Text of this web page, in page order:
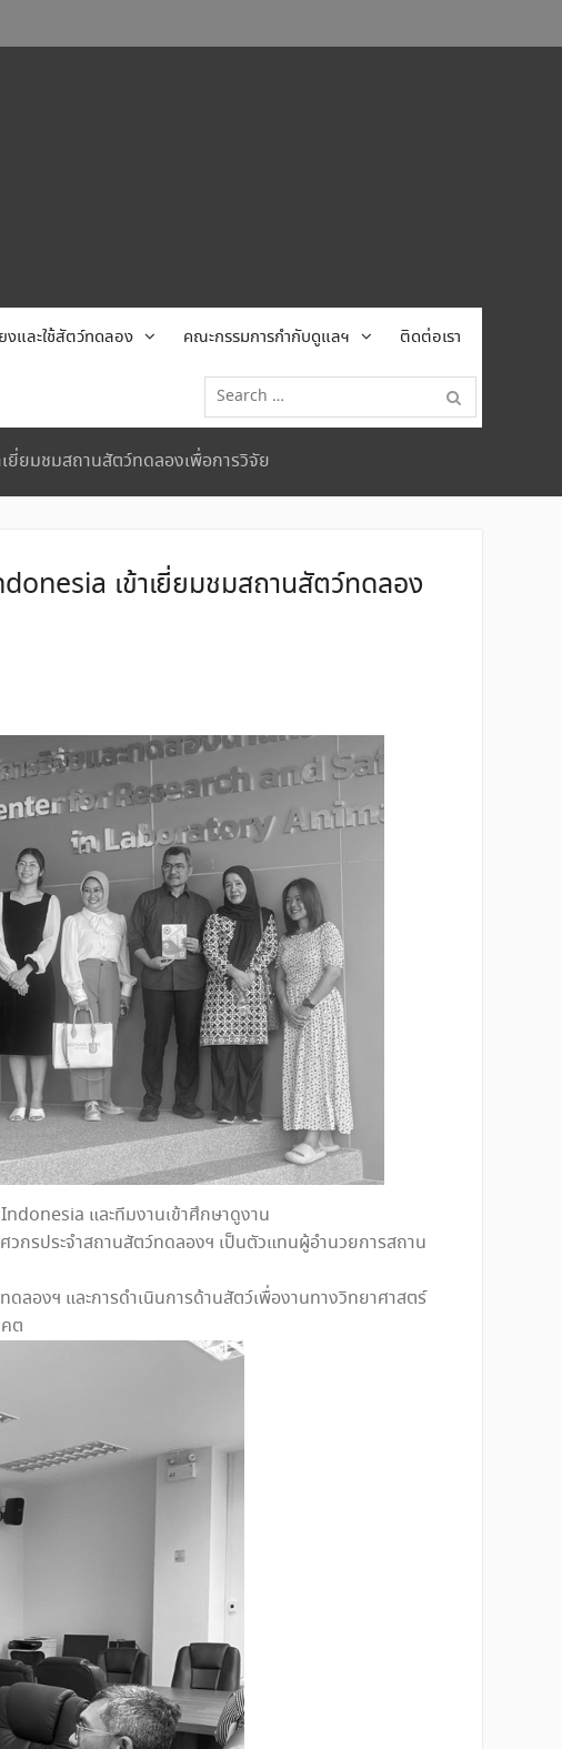
งและใช้สัตว์ทดลอง คณะกรรมการกำกับดูแลฯ ติดต่อเรา
Search
for:
ยมชมสถานสัตว์ทดลองเพื่อการวิจัย
เข้าเยี่ยมชมสถานสัตว์ทดลอง
และทีมงานเข้าศึกษาดูงาน
วกรประจำสถานสัตว์ทดลองฯ เป็นตัวแทนผู้อำนวยการสถาน
ลองฯ และการดำเนินการด้านสัตว์เพื่องานทางวิทยาศาสตร์
ต